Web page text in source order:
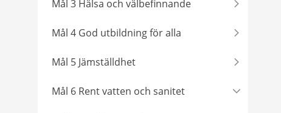
Mål 3 Hälsa och välbefinnande
Mål 4 God utbildning för alla
Mål 5 Jämställdhet
Mål 6 Rent vatten och sanitet